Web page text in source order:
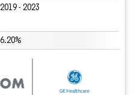
2019 - 2023
6.20%